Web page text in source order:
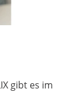
gibt es im